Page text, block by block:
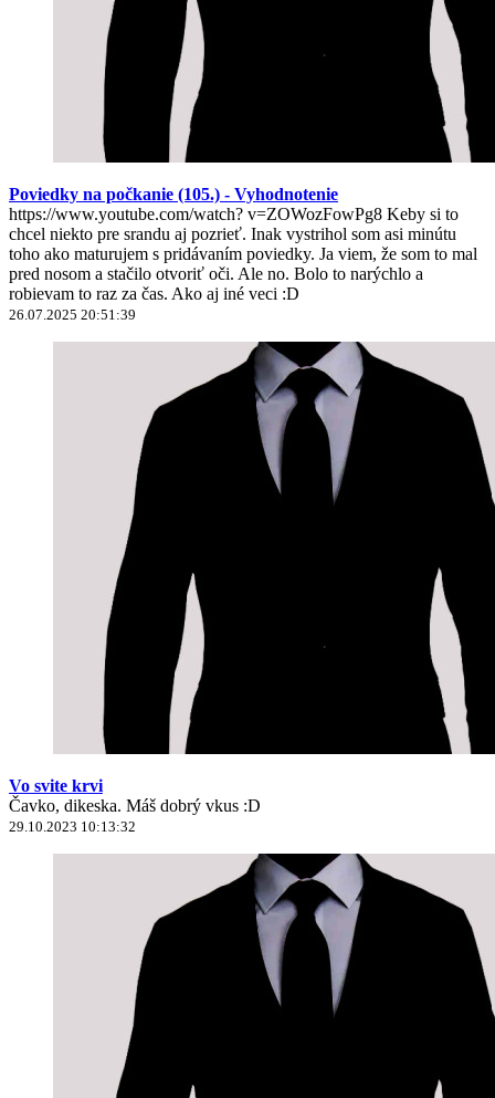
Poviedky na počkanie (105.) - Vyhodnotenie
https://www.youtube.com/watch? v=ZOWozFowPg8 Keby si to
chcel niekto pre srandu aj pozrieť. Inak vystrihol som asi minútu
toho ako maturujem s pridávaním poviedky. Ja viem, že som to mal
pred nosom a stačilo otvoriť oči. Ale no. Bolo to narýchlo a
robievam to raz za čas. Ako aj iné veci :D
26.07.2025 20:51:39
Vo svite krvi
Čavko, dikeska. Máš dobrý vkus :D
29.10.2023 10:13:32